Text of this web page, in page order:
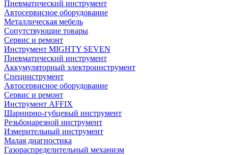
Пневматический инструмент
Автосервисное оборудование
Металлическая мебель
Сопутствующие товары
Сервис и ремонт
Инструмент MIGHTY SEVEN
Пневматический инструмент
Аккумуляторный электроинструмент
Специнструмент
Автосервисное оборудование
Сервис и ремонт
Инструмент AFFIX
Шарнирно-губцевый инструмент
Резьбонарезной инструмент
Измерительный инструмент
Малая диагностика
Газораспределительный механизм